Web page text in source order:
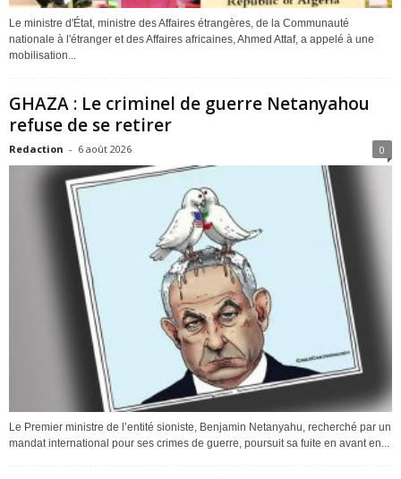
Le ministre d'État, ministre des Affaires étrangères, de la Communauté
nationale à l'étranger et des Affaires africaines, Ahmed Attaf, a appelé à une
mobilisation...
GHAZA : Le criminel de guerre Netanyahou
refuse de se retirer
Redaction - 6 août 2026 0
Le Premier ministre de l’entité sioniste, Benjamin Netanyahu, recherché par un
mandat international pour ses crimes de guerre, poursuit sa fuite en avant en...